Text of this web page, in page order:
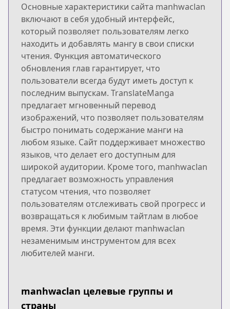
Основные характеристики сайта manhwaclan
включают в себя удобный интерфейс,
который позволяет пользователям легко
находить и добавлять мангу в свои списки
чтения. Функция автоматического
обновления глав гарантирует, что
пользователи всегда будут иметь доступ к
последним выпускам. TranslateManga
предлагает мгновенный перевод
изображений, что позволяет пользователям
быстро понимать содержание манги на
любом языке. Сайт поддерживает множество
языков, что делает его доступным для
широкой аудитории. Кроме того, manhwaclan
предлагает возможность управления
статусом чтения, что позволяет
пользователям отслеживать свой прогресс и
возвращаться к любимым тайтлам в любое
время. Эти функции делают manhwaclan
незаменимым инструментом для всех
любителей манги.
manhwaclan целевые группы и
страны